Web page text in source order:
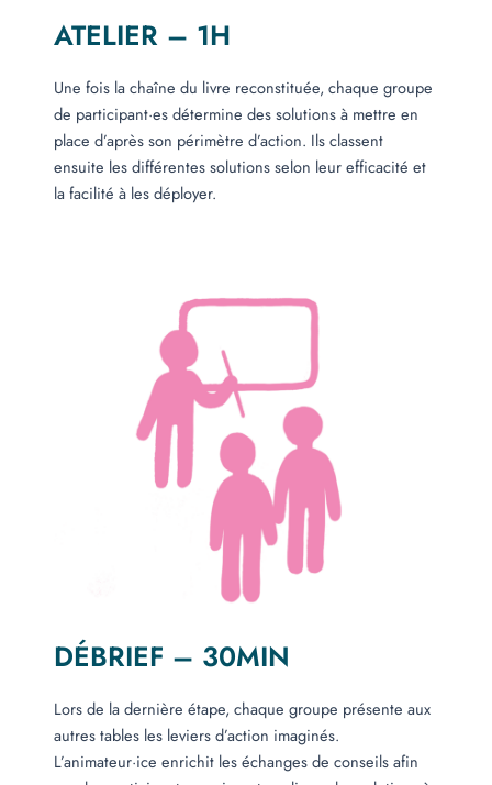
ATELIER – 1H
Une fois la chaîne du livre reconstituée, chaque groupe
de participant·es détermine des solutions à mettre en
place d’après son périmètre d’action. Ils classent
ensuite les différentes solutions selon leur efficacité et
la facilité à les déployer.
DÉBRIEF – 30MIN
Lors de la dernière étape, chaque groupe présente aux
autres tables les leviers d’action imaginés.
L’animateur·ice enrichit les échanges de conseils afin